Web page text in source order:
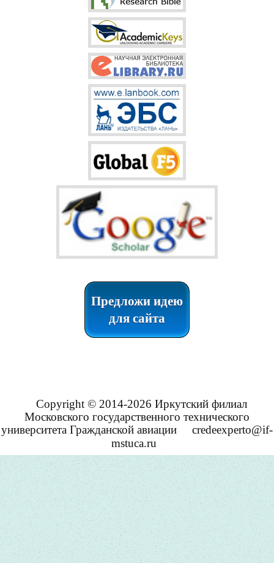
Предложи идею
для сайта
Copyright © 2014-2026 Иркутский филиал
Московского государственного технического
университета Гражданской авиации
credeexperto@if-
mstuca.ru